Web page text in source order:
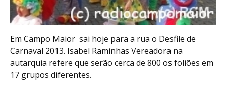
Em Campo Maior sai hoje para a rua o Desfile de
Carnaval 2013. Isabel Raminhas Vereadora na
autarquia refere que serão cerca de 800 os foliões em
17 grupos diferentes.